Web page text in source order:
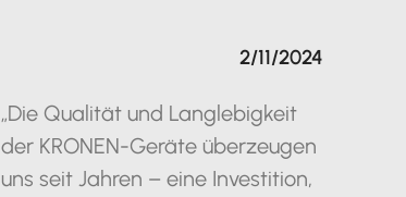
„Die Qualität und Langlebigkeit
der KRONEN-Geräte überzeugen
uns seit Jahren – eine Investition,
2/11/2024